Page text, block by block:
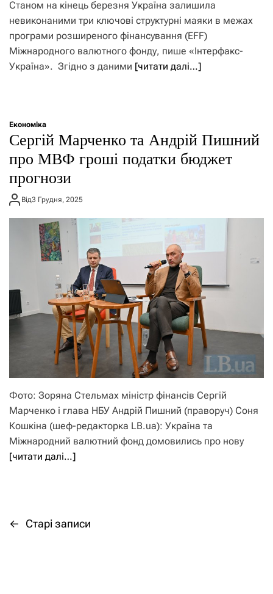
Станом на кінець березня Україна залишила
невиконаними три ключові структурні маяки в межах
програми розширеного фінансування (EFF)
Міжнародного валютного фонду, пише «Інтерфакс-
Україна». Згідно з даними [читати далі…]
Економіка
Сергій Марченко та Андрій Пишний
про МВФ гроші податки бюджет
прогнози
Від3 Грудня, 2025
Фото: Зоряна Стельмах міністр фінансів Сергій
Марченко і глава НБУ Андрій Пишний (праворуч) Соня
Кошкіна (шеф-редакторка LB.ua): Україна та
Міжнародний валютний фонд домовились про нову
[читати далі…]
Н
← Старі записи